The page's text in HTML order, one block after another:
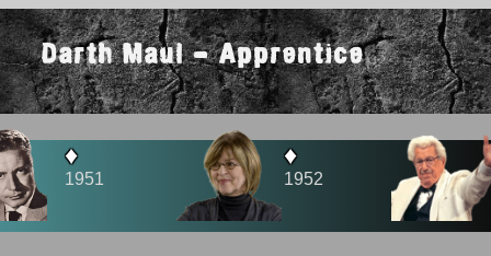
Darth Maul - Apprentice
1952
♦
1956